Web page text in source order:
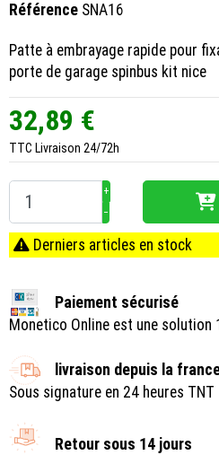
Référence SNA16
Patte à embrayage rapide pour
porte de garage spinbus kit nice
32,89 €
TTC Livraison 24/72h
+
−
Derniers articles en stock
Paiement sécurisé
Monetico Online est une solution
livraison depuis la
Sous signature en 24 heures TNT
Retour sous 14 jours